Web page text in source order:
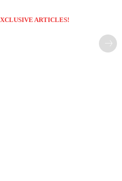
ARTICLES!